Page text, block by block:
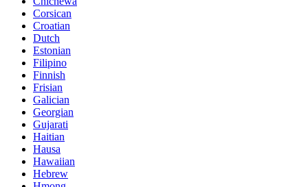
Corsican
Croatian
Dutch
Estonian
Filipino
Finnish
Frisian
Galician
Georgian
Gujarati
Haitian
Hausa
Hawaiian
Hebrew